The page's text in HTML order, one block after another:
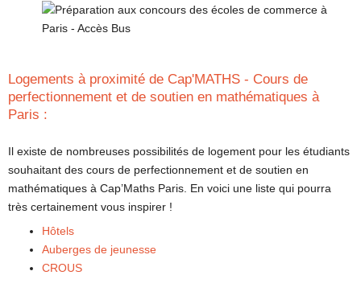
Logements à proximité de Cap'MATHS - Cours de
perfectionnement et de soutien en mathématiques à
Paris :
Il existe de nombreuses possibilités de logement pour les étudiants
souhaitant des cours de perfectionnement et de soutien en
mathématiques à Cap’Maths Paris. En voici une liste qui pourra
très certainement vous inspirer !
Hôtels
Auberges de jeunesse
CROUS